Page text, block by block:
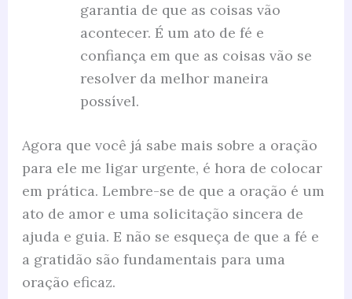
garantia de que as coisas vão
acontecer. É um ato de fé e
confiança em que as coisas vão se
resolver da melhor maneira
possível.
Agora que você já sabe mais sobre a oração
para ele me ligar urgente, é hora de colocar
em prática. Lembre-se de que a oração é um
ato de amor e uma solicitação sincera de
ajuda e guia. E não se esqueça de que a fé e
a gratidão são fundamentais para uma
oração eficaz.